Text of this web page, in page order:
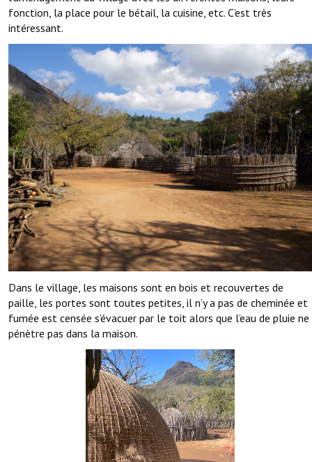
fonction, la place pour le bétail, la cuisine, etc. C’est très
intéressant.
Dans le village, les maisons sont en bois et recouvertes de
paille, les portes sont toutes petites, il n’y a pas de cheminée et
fumée est censée s’évacuer par le toit alors que l’eau de pluie ne
pénètre pas dans la maison.